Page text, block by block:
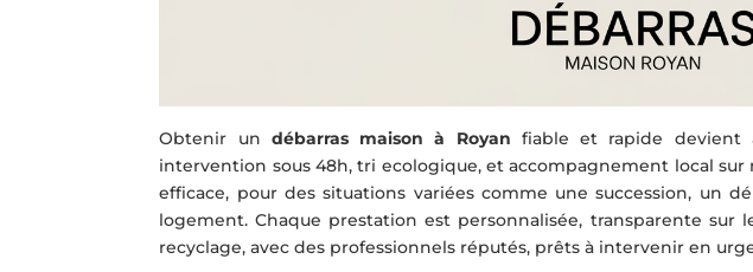
Obtenir un débarras maison à Royan fiable et rapide devient
intervention sous 48h, tri ecologique, et accompagnement local
efficace, pour des situations variées comme une succession, un
logement. Chaque prestation est personnalisée, transparente sur
recyclage, avec des professionnels réputés, prêts à intervenir en